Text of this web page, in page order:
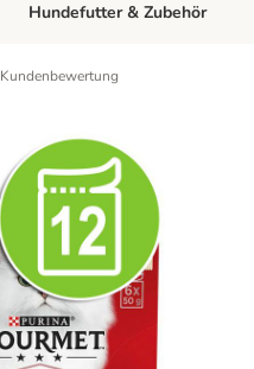
Kategorie-Menü öffnen:
Hundefutter & Zubehör
Kundenbewertung